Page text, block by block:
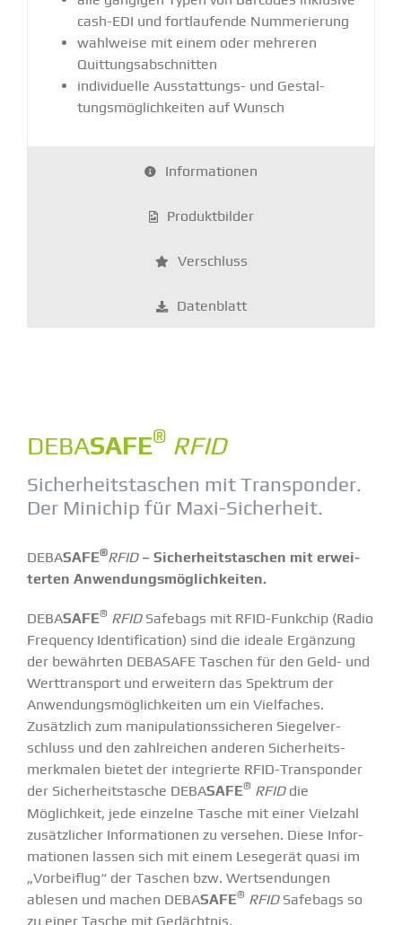
cash-EDI und fortlau­fende Numme­rierung
wahlweise mit einem oder mehreren
Quittungs­ab­schnitten
indivi­duelle Ausstat­tungs- und Gestal­
tungs­mög­lich­keiten auf Wunsch
Infor­ma­tionen
Produkt­bilder
Verschluss
Daten­blatt
DEBASAFE® RFID
Sicher­heits­ta­schen mit Trans­ponder.
Der Minichip für Maxi-Sicherheit.
DEBASAFE®RFID – Sicher­heits­ta­schen mit erwei­
terten Anwen­dungs­mög­lich­keiten.
DEBASAFE® RFIDSafebags mit RFID-Funkchip (Radio
Frequency Identi­fi­cation) sind die ideale Ergänzung
der bewährten DEBASAFE Taschen für den Geld- und
Werttransport und erweitern das Spektrum der
Anwen­dungs­mög­lich­keiten um ein Vielfaches.
Zusätzlich zum manipu­la­ti­ons­si­cheren Siegel­ver­
schluss und den zahlreichen anderen Sicher­heits­
merk­malen bietet der integrierte RFID-Trans­ponder
der Sicher­heits­tasche DEBASAFE® RFIDdie
Möglichkeit, jede einzelne Tasche mit einer Vielzahl
zusätz­licher Infor­ma­tionen zu versehen. Diese Infor­
ma­tionen lassen sich mit einem Lesegerät quasi im
„Vorbeiflug“ der Taschen bzw. Wertsen­dungen
ablesen und machen DEBASAFE® RFIDSafebags so
zu einer Tasche mit Gedächtnis.